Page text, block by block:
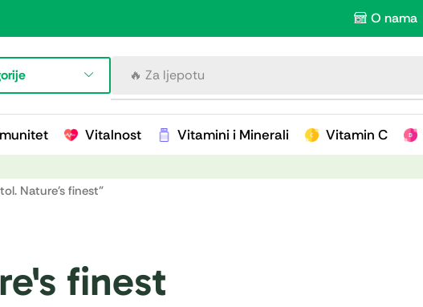
O nama
🔥 Za ljepotu
Vitalnost Vitamini i Minerali Vitamin C
Nature's finest”
finest